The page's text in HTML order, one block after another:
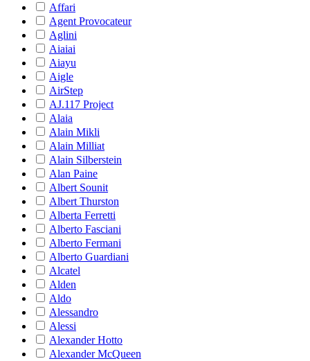
Affari
Agent Provocateur
Aglini
Aiaiai
Aiayu
Aigle
AirStep
AJ.117 Project
Alaia
Alain Mikli
Alain Milliat
Alain Silberstein
Alan Paine
Albert Sounit
Albert Thurston
Alberta Ferretti
Alberto Fasciani
Alberto Fermani
Alberto Guardiani
Alcatel
Alden
Aldo
Alessandro
Alessi
Alexander Hotto
Alexander McQueen